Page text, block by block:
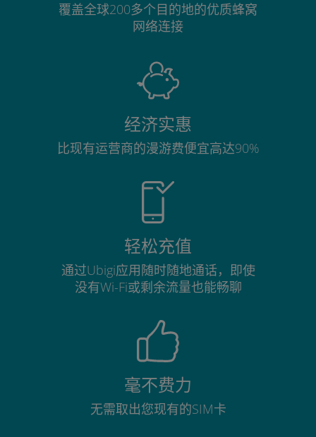
覆盖全球200多个目的地的优质蜂窝
网络连接
经济实惠
比现有运营商的漫游费便宜高达90%
轻松充值
通过Ubigi应用随时随地通话，即使
没有Wi-Fi或剩余流量也能畅聊
毫不费力
无需取出您现有的SIM卡